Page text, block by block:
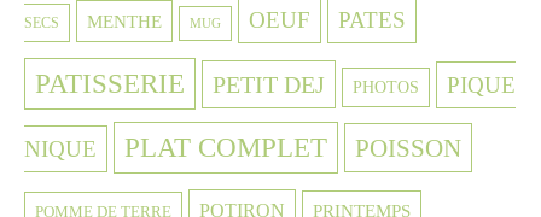
SECS MENTHE MUG OEUF PATES
PATISSERIE PETIT DEJ PHOTOS PIQUE
NIQUE PLAT COMPLET POISSON
POMME DE TERRE POTIRON PRINTEMPS